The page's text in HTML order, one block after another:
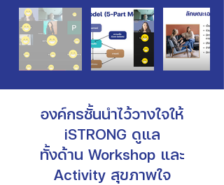
องค์กรชั้นนำไว้วางใจให้
iSTRONG ดูแล
ทั้งด้าน Workshop และ
Activity สุขภาพใจ